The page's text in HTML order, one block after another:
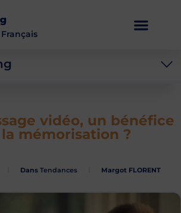
Français
vidéo, un bénéfice
mémorisation ?
Dans Tendances Margot FLORENT